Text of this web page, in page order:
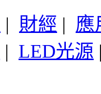
| 財經 | 應
| LED光源